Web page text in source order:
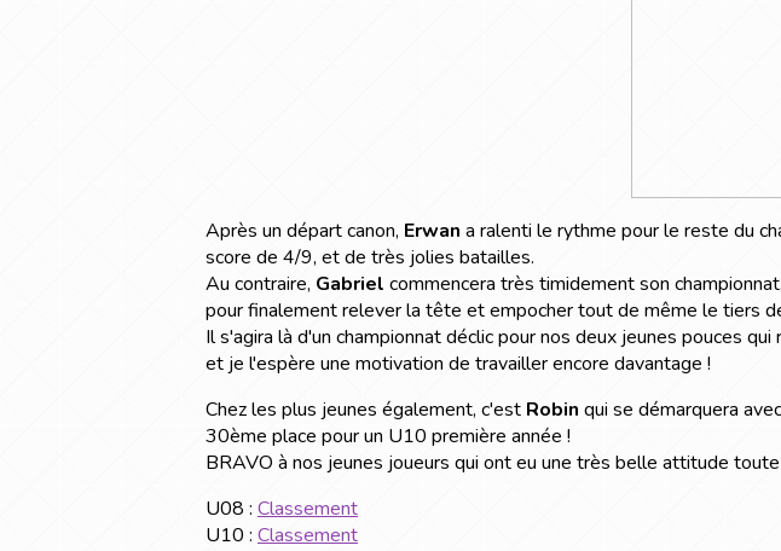
Après un départ canon, Erwan a ralenti le rythme pour le reste du
score de 4/9, et de très jolies batailles.
Au contraire, Gabriel commencera très timidement son
pour finalement relever la tête et empocher tout de même le tiers
Il s'agira là d'un championnat déclic pour nos deux jeunes pouces
et je l'espère une motivation de travailler encore davantage !
Chez les plus jeunes également, c'est Robin qui se démarquera
30ème place pour un U10 première année !
BRAVO à nos jeunes joueurs qui ont eu une très belle attitude
U08 : Classement
U10 : Classement